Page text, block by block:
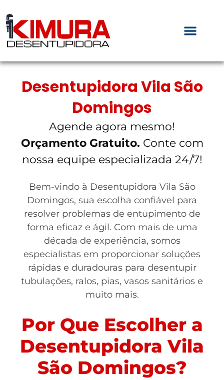
Desentupidora Vila São
Domingos
Agende agora mesmo!
Orçamento Gratuito. Conte com
nossa equipe especializada 24/7!
Bem-vindo à Desentupidora Vila São
Domingos, sua escolha confiável para
resolver problemas de entupimento de
forma eficaz e ágil. Com mais de uma
década de experiência, somos
especialistas em proporcionar soluções
rápidas e duradouras para desentupir
tubulações, ralos, pias, vasos sanitários e
muito mais.
Por Que Escolher a
Desentupidora Vila
São Domingos?